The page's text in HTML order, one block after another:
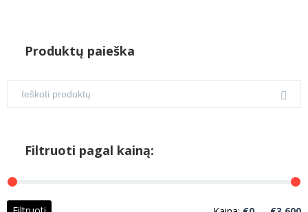
Produktų paieška
Filtruoti pagal kainą: